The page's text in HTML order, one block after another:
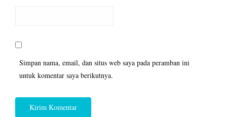
Simpan nama, email, dan situs web saya pada peramban ini
untuk komentar saya berikutnya.